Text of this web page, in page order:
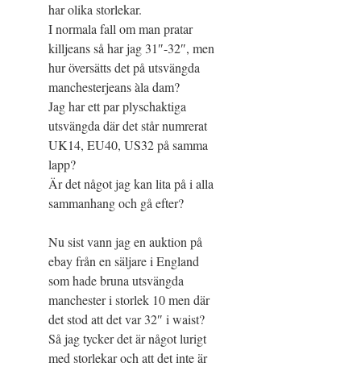
har olika storlekar.
I normala fall om man pratar
killjeans så har jag 31″-32″, men
hur översätts det på utsvängda
manchesterjeans àla dam?
Jag har ett par plyschaktiga
utsvängda där det står numrerat
UK14, EU40, US32 på samma
lapp?
Är det något jag kan lita på i alla
sammanhang och gå efter?
Nu sist vann jag en auktion på
ebay från en säljare i England
som hade bruna utsvängda
manchester i storlek 10 men där
det stod att det var 32″ i waist?
Så jag tycker det är något lurigt
med storlekar och att det inte är